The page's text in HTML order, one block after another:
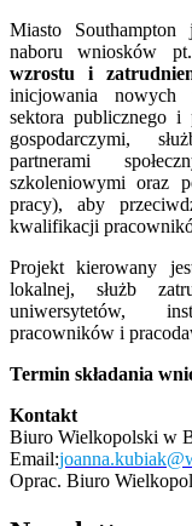
Miasto Southampton
naboru wniosków
wzrostu i
inicjowania nowych
sektora publicznego
gospodarczymi,
partnerami
szkoleniowymi oraz
pracy), aby
kwalifikacji
Projekt kierowany
lokalnej, służb
uniwersytetów,
pracowników i
Termin składania
Kontakt
Biuro Wielkopolski w
Email:
Oprac. Biuro